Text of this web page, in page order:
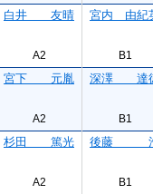
白井 友晴
A2
宮内 由紀
B1
宮下 元胤
A2
深澤 達
B1
杉田 篤光
A2
後藤
B1